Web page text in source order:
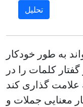
به طور خودکار
کلمات را در
معنایی جملات و